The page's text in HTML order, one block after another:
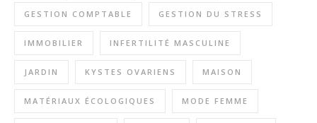
GESTION COMPTABLE GESTION DU STRESS
IMMOBILIER INFERTILITÉ MASCULINE
JARDIN KYSTES OVARIENS MAISON
MATÉRIAUX ÉCOLOGIQUES MODE FEMME